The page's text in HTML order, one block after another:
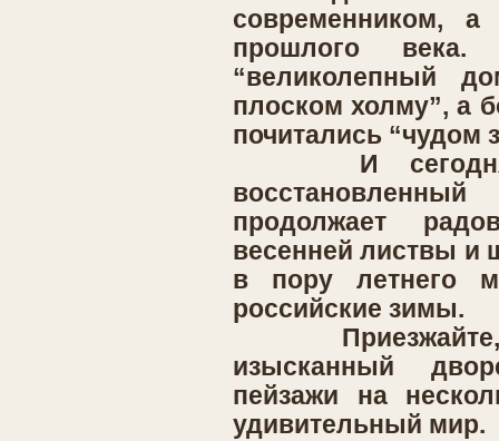
современником, а
прошлого
“великолепный
плоском холму”, а
почитались “чудом
И сегодня,
продолжает
весенней листвы и
в пору летнего
российские зимы.
Приезжайте, и
изысканный
пейзажи на
удивительный мир.